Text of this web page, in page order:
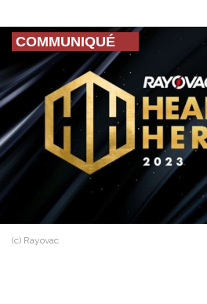
COMMUNIQUÉ
(c) Rayovac